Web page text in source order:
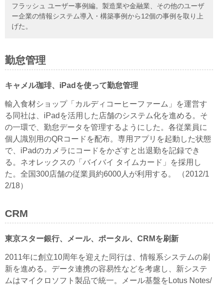
フラッシュ ユーザー事例編。製造業や金融業、その他のユーザ
ー企業の情報システム導入・構築事例から12個の事例を取り上
げた。
勤怠管理
キャメル珈琲、iPadを使って勤怠管理
輸入食材ショップ「カルディコーヒーファーム」を運営す
る同社は、iPadを活用した店舗のシステム化を進める。そ
の一環で、勤怠データを管理するようにした。各従業員に
個人識別用のQRコードを配布。専用アプリを起動した状態
で、iPadのカメラにコードをかざすと出退勤を記録でき
る。ネオレックスの「バイバイ タイムカード」を採用し
た。全国300店舗の従業員約6000人が利用する。 （2012/1
2/18）
CRM
東京スター銀行、メール、ポータル、CRMを刷新
2011年に創立10周年を迎えた同行は、情報系システムの刷
新を進める。データ連携の容易性などを考慮し、新システ
ムはマイクロソフト製品で統一。メール基盤をLotus Notes/